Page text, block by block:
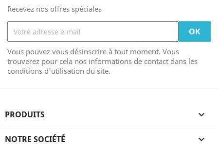
Recevez nos offres spéciales
Vous pouvez vous désinscrire à tout moment. Vous
trouverez pour cela nos informations de contact dans les
conditions d'utilisation du site.
PRODUITS 
NOTRE SOCIÉTÉ 